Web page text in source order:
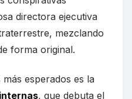
directora ejecutiva
mezclando
forma original.
esperados es la
, que debuta el